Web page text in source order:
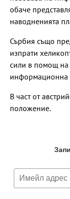
обаче
наводненията
Сърбия също
изпрати
сили в помощ на
информационна
В част от
положение.